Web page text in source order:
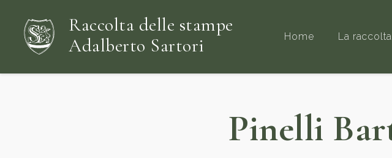
Raccolta delle stampe
Adalberto Sartori
Home La raccolta
Pinelli